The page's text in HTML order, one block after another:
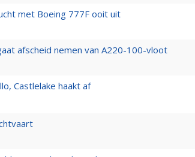
met Boeing 777F ooit uit
afscheid nemen van A220-100-vloot
Castlelake haakt af